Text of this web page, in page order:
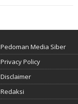
Pedoman Media Siber
Privacy Policy
Disclaimer
Redaksi